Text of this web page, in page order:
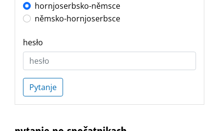
hornjoserbsko-němsce
němsko-hornjoserbsce
hesło
Pytanje